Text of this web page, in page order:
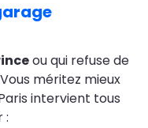
ou qui refuse de
méritez mieux
intervient tous
: